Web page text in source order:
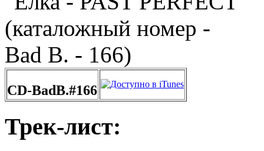
CD-BadB.#166
Трек-лист: